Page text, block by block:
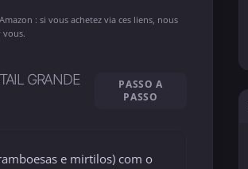
: si vous achetez via ces liens, nous
vous.
GRANDE
PASSO A
PASSO
e mirtilos) com o